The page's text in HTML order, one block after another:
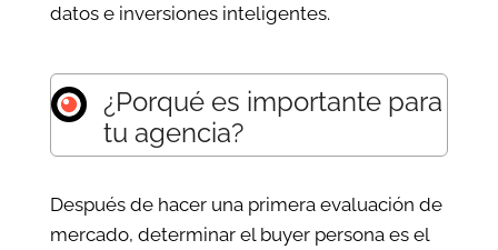
datos e inversiones inteligentes.
¿Porqué es importante para
tu agencia?
Después de hacer una primera evaluación de
mercado, determinar el buyer persona es el